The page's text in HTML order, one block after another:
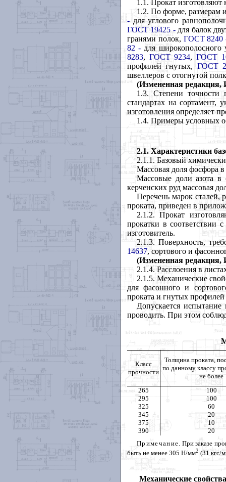
1.1. Прокат изготовляют
1.2. По форме, размерам
- для углового
ГОСТ 19425 -для балок
гранями полок, ГОСТ 8240
82 - для широкополосного
8283, ГОСТ 9234, ГОСТ
профилей гнутых, ГОСТ
швеллеров с отогнутой
(Измененная
1.3. Степени точности
стандартах на сортамент,
изготовления определяет
1.4. Примеры условных
2.1. Характеристики
2.1.1. Базовый
Массовая доля фосфора
Массовые доли азота
керченских руд массовая
Перечень марок сталей,
проката, приведен в
2.1.2. Прокат
прокатки в соответствии
изготовитель.
2.1.3. Поверхность,
14637, сортового и
(Измененная
2.1.4. Расслоения в
2.1.5. Механические
для фасонного и
проката и гнутых
Допускается
проводить. При этом
Класс
прочности
Толщина проката,
по данному классу
не более
265
100
295
100
325
60
345
20
375
10
390
20
Примечание . При заказе
быть не менее 305 Н/мм2 (31 кгс/
Механические